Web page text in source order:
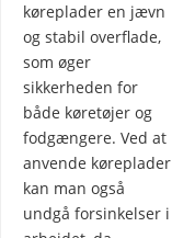
køreplader en jævn
og stabil overflade,
som øger
sikkerheden for
både køretøjer og
fodgængere. Ved at
anvende køreplader
kan man også
undgå forsinkelser i